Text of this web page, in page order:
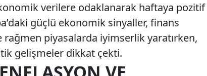
verilere odaklanarak haftaya pozitif
güçlü ekonomik sinyaller, finans
piyasalarda iyimserlik yaratırken,
gelişmeler dikkat çekti.